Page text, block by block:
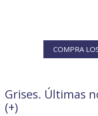
COMPRA
Grises. Últimas
(+)